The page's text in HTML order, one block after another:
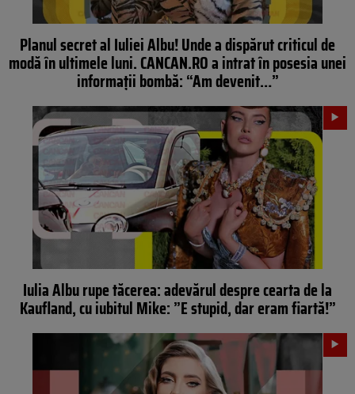
Planul secret al Iuliei Albu! Unde a dispărut criticul de
modă în ultimele luni. CANCAN.RO a intrat în posesia unei
informații bombă: “Am devenit…”
Iulia Albu rupe tăcerea: adevărul despre cearta de la
Kaufland, cu iubitul Mike: ”E stupid, dar eram fiartă!”